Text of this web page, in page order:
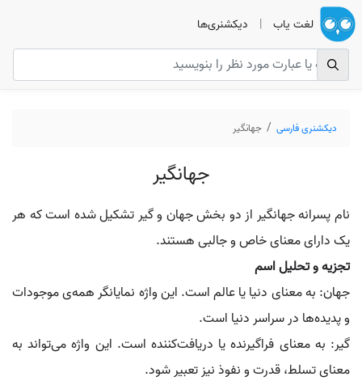
لغت یاب | دیکشنری‌ها
دیکشنری فارسی جهانگیر
جهانگیر
نام پسرانه جهانگیر از دو بخش جهان و گیر تشکیل شده است که هر
یک دارای معنای خاص و جالبی هستند.
تجزیه و تحلیل اسم
جهان: به معنای دنیا یا عالم است. این واژه نمایانگر همه‌ی موجودات
و پدیده‌ها در سراسر دنیا است.
گیر: به معنای فراگیرنده یا دریافت‌کننده است. این واژه می‌تواند به
معنای تسلط، قدرت و نفوذ نیز تعبیر شود.